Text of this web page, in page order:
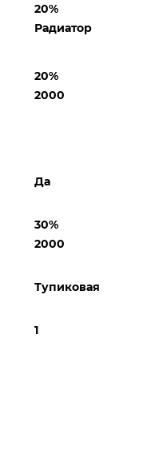
20%
Радиатор
20%
2000
Да
30%
2000
Тупиковая
1